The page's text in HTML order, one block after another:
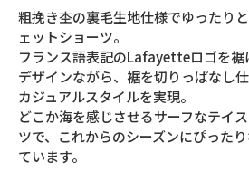
粗挽き杢の裏毛生地仕様でゆったり
ェットショーツ。
フランス語表記のLafayetteロゴを裾
デザインながら、裾を切りっぱなし
カジュアルスタイルを実現。
どこか海を感じさせるサーフなテイ
ツで、これからのシーズンにぴった
ています。